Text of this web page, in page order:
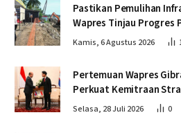
Pastikan Pemulihan
Wapres Tinjau Progres
Krueng Tingkeum
Kamis, 6 Agustus 2026
Pertemuan Wapres
Perkuat Kemitraan
Kamboja
Selasa, 28 Juli 2026 0